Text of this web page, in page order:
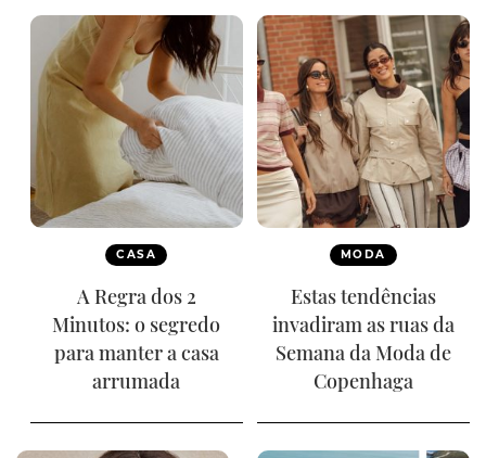
CASA
A Regra dos 2
Minutos: o segredo
para manter a casa
arrumada
MODA
Estas tendências
invadiram as ruas da
Semana da Moda de
Copenhaga